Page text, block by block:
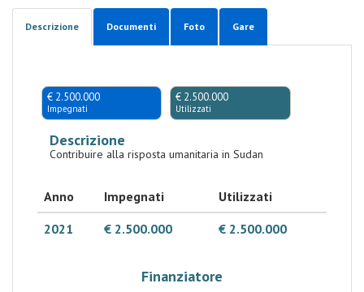
Descrizione Documenti Foto Gare
€ 2.500.000
Impegnati
€ 2.500.000
Utilizzati
Descrizione
Contribuire alla risposta umanitaria in Sudan
Anno Impegnati
Utilizzati
2021
€ 2.500.000 € 2.500.000
Finanziatore